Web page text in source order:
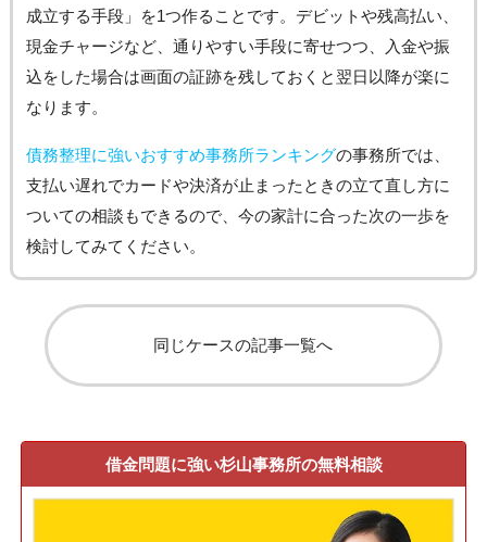
成立する手段」を1つ作ることです。デビットや残高払い、
現金チャージなど、通りやすい手段に寄せつつ、入金や振
込をした場合は画面の証跡を残しておくと翌日以降が楽に
なります。
債務整理に強いおすすめ事務所ランキングの事務所では、
支払い遅れでカードや決済が止まったときの立て直し方に
ついての相談もできるので、今の家計に合った次の一歩を
検討してみてください。
同じケースの記事一覧へ
借金問題に強い杉山事務所の無料相談